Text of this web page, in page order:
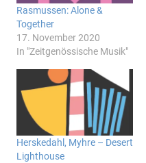
Rasmussen: Alone &
Together
17. November 2020
In "Zeitgenössische Musik"
Herskedahl, Myhre – Desert
Lighthouse